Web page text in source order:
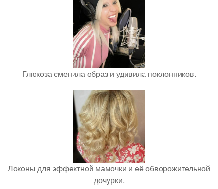
Глюкоза сменила образ и удивила поклонников.
Локоны для эффектной мамочки и её обворожительной
дочурки.